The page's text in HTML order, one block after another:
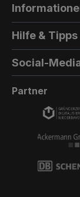
Hilfe & Tipps
Social-
Partner